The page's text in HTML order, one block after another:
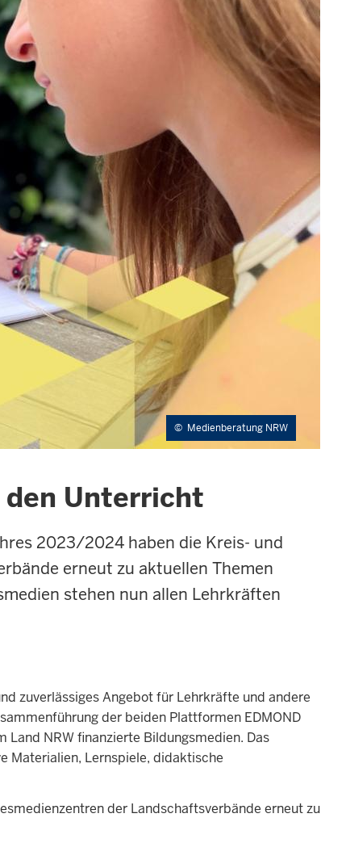
© Medienberatung NRW
den Unterricht
2023/2024 haben die Kreis- und
erneut zu aktuellen Themen
stehen nun allen Lehrkräften
zuverlässiges Angebot für Lehrkräfte und andere
der beiden Plattformen EDMOND
NRW finanzierte Bildungsmedien. Das
Materialien, Lernspiele, didaktische
der Landschaftsverbände erneut zu